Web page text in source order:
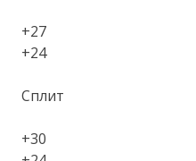
+27
+24
Сплит
+30